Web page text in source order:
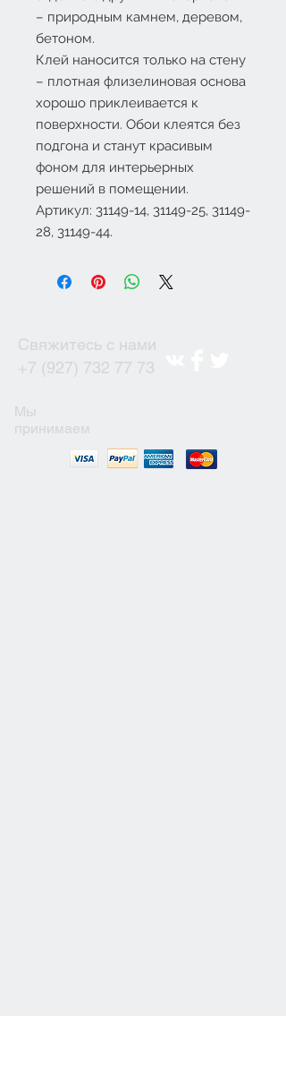
– природным камнем, деревом,
бетоном.
Клей наносится только на стену
– плотная флизелиновая основа
хорошо приклеивается к
поверхности. Обои клеятся без
подгона и станут красивым
фоном для интерьерных
решений в помещении.
Артикул: 31149-14, 31149-25, 31149-
28, 31149-44.
Свяжитесь с нами
+7 (927) 732 77 73
Мы
принимаем